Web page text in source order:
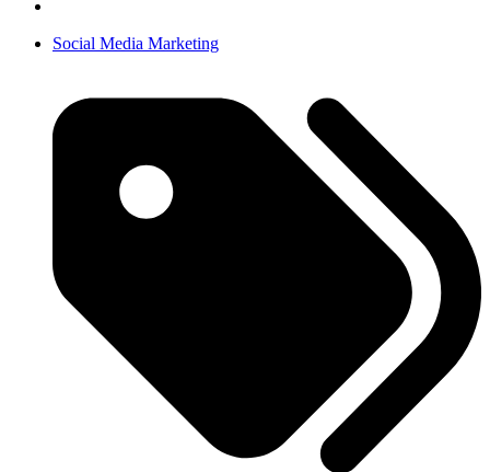
Social Media Marketing